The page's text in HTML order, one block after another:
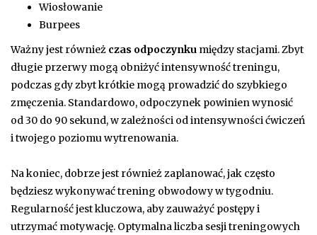
Wiosłowanie
Burpees
Ważny jest również czas odpoczynku między stacjami. Zbyt
długie przerwy mogą obniżyć intensywność treningu,
podczas gdy zbyt krótkie mogą prowadzić do szybkiego
zmęczenia. Standardowo, odpoczynek powinien wynosić
od 30 do 90 sekund, w zależności od intensywności ćwiczeń
i twojego poziomu wytrenowania.
Na koniec, dobrze jest również zaplanować, jak często
będziesz wykonywać trening obwodowy w tygodniu.
Regularność jest kluczowa, aby zauważyć postępy i
utrzymać motywację. Optymalna liczba sesji treningowych